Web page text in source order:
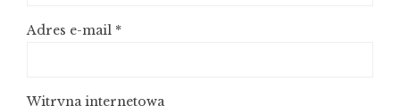
Adres e-mail *
Witryna internetowa